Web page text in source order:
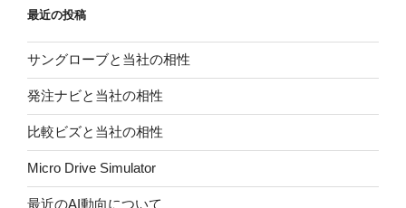
最近の投稿
サングローブと当社の相性
発注ナビと当社の相性
比較ビズと当社の相性
Micro Drive Simulator
最近のAI動向について